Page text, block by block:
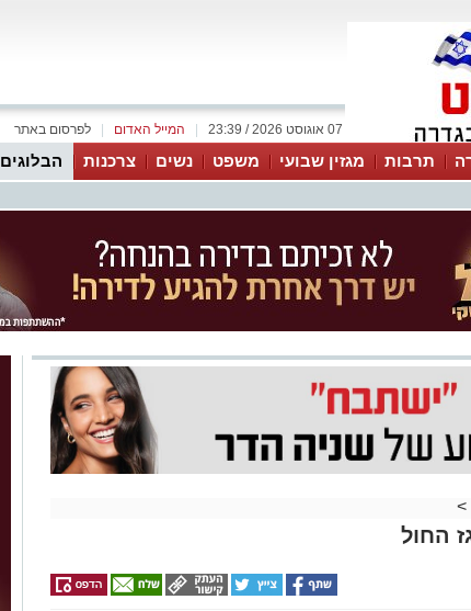
לפרסום באתר המייל האדום 07 אוגוסט 2026 / 23:39
תרבות מגזין שבועי משפט נשים צרכנות הבלוגים
>
החול